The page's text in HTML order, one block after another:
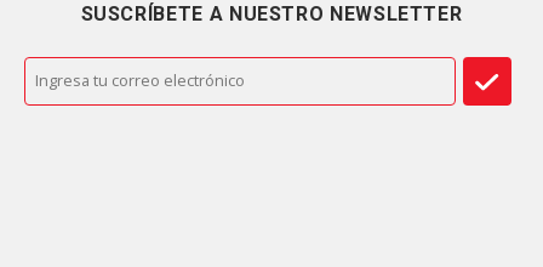
SUSCRÍBETE A NUESTRO NEWSLETTER